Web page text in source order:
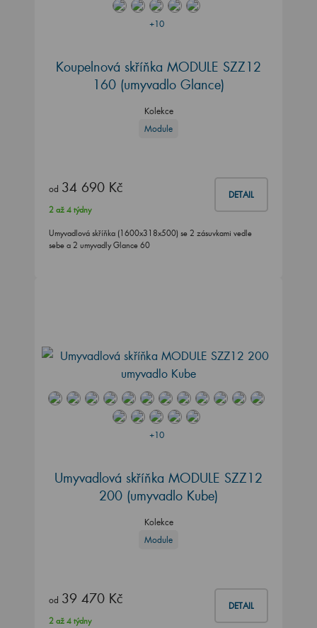
+10
Koupelnová skříňka MODULE SZZ12
160 (umyvadlo Glance)
Kolekce
Module
od 34 690 Kč DETAIL
2 až 4 týdny
Umyvadlová skříňka (1600x318x500) se 2 zásuvkami vedle
sebe a 2 umyvadly Glance 60
+10
Umyvadlová skříňka MODULE SZZ12
200 (umyvadlo Kube)
Kolekce
Module
od 39 470 Kč DETAIL
2 až 4 týdny